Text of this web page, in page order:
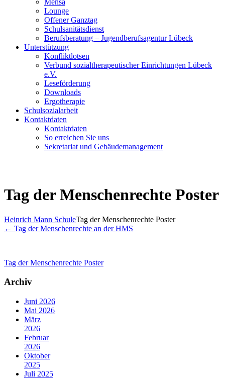
Lounge
Offener Ganztag
Schulsanitätsdienst
Berufsberatung – Jugendberufsagentur Lübeck
Unterstützung
Konfliktlotsen
Verbund sozialtherapeutischer Einrichtungen Lübeck
e.V.
Leseförderung
Downloads
Ergotherapie
Schulsozialarbeit
Kontaktdaten
Kontaktdaten
So erreichen Sie uns
Sekretariat und Gebäudemanagement
Tag der Menschenrechte Poster
Heinrich Mann SchuleTag der Menschenrechte Poster
← Tag der Menschenrechte an der HMS
Tag der Menschenrechte Poster
Archiv
Juni 2026
Mai 2026
März
2026
Februar
2026
Oktober
2025
Juli 2025